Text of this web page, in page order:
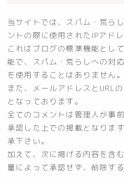
当サイトでは、スパム・荒ら
ントの際に使用されたIPアド
これはブログの標準機能とし
能で、スパム・荒らしへの対
を使用することはありません。
また、メールアドレスとURL
となっております。
全てのコメントは管理人が事
承認した上での掲載となりま
承下さい。
加えて、次に掲げる内容を含
量によって承認せず、削除す